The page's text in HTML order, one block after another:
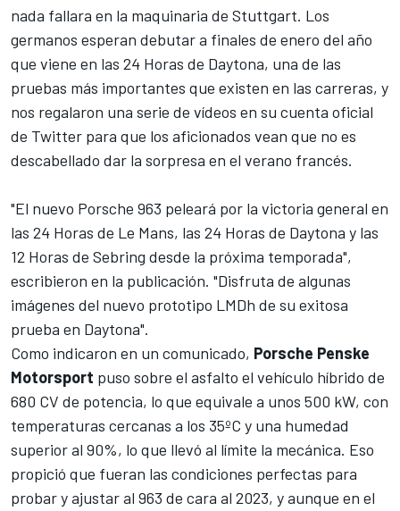
nada fallara en la maquinaria de Stuttgart. Los
germanos esperan debutar a finales de enero del año
que viene en las 24 Horas de Daytona, una de las
pruebas más importantes que existen en las carreras, y
nos regalaron una serie de vídeos en su cuenta oficial
de Twitter para que los aficionados vean que no es
descabellado dar la sorpresa en el verano francés.
"El nuevo Porsche 963 peleará por la victoria general en
las 24 Horas de Le Mans, las 24 Horas de Daytona y las
12 Horas de Sebring desde la próxima temporada",
escribieron en la publicación. "Disfruta de algunas
imágenes del nuevo prototipo LMDh de su exitosa
prueba en Daytona".
Como indicaron en un comunicado, Porsche Penske
Motorsport puso sobre el asfalto el vehículo híbrido de
680 CV de potencia, lo que equivale a unos 500 kW, con
temperaturas cercanas a los 35ºC y una humedad
superior al 90%, lo que llevó al límite la mecánica. Eso
propició que fueran las condiciones perfectas para
probar y ajustar al 963 de cara al 2023, y aunque en el